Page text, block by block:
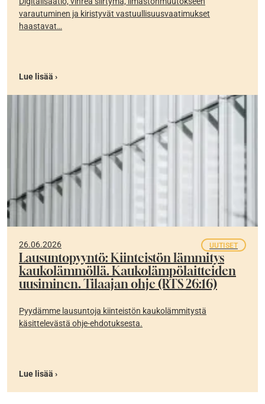
varautuminen ja kiristyvät vastuullisuusvaatimukset
haastavat…
Lue lisää ›
26.06.2026 UUTISET
Lausuntopyyntö: Kiinteistön lämmitys
kaukolämmöllä. Kaukolämpölaitteiden
uusiminen. Tilaajan ohje (RTS 26:16)
Pyydämme lausuntoja kiinteistön kaukolämmitystä
käsittelevästä ohje-ehdotuksesta.
Lue lisää ›